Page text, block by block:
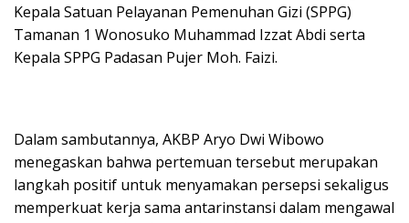
Kepala Satuan Pelayanan Pemenuhan Gizi (SPPG)
Tamanan 1 Wonosuko Muhammad Izzat Abdi serta
Kepala SPPG Padasan Pujer Moh. Faizi.
Dalam sambutannya, AKBP Aryo Dwi Wibowo
menegaskan bahwa pertemuan tersebut merupakan
langkah positif untuk menyamakan persepsi sekaligus
memperkuat kerja sama antarinstansi dalam mengawal